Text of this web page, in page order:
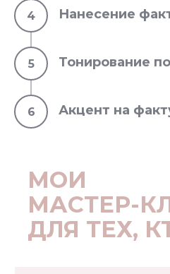
Нанесение
Тонирование
Акцент на
МОИ
МАСТЕР-
ДЛЯ ТЕХ,